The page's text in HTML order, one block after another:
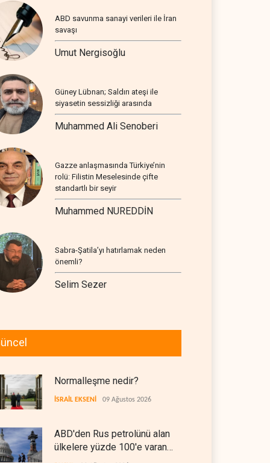
ABD savunma sanayi verileri ile İran
savaşı
Umut Nergisoğlu
Güney Lübnan; Saldırı ateşi ile
siyasetin sessizliği arasında
Muhammed Ali Senoberi
Gazze anlaşmasında Türkiye’nin
rolü: Filistin Meselesinde çifte
standartlı bir seyir
Muhammed NUREDDİN
Sabra-Şatila’yı hatırlamak neden
önemli?
Selim Sezer
Normalleşme nedir?
İSRAİL EKSENİ 09 Ağustos 2026
ABD'den Rus petrolünü alan
ülkelere yüzde 100'e varan
gümrük vergisi